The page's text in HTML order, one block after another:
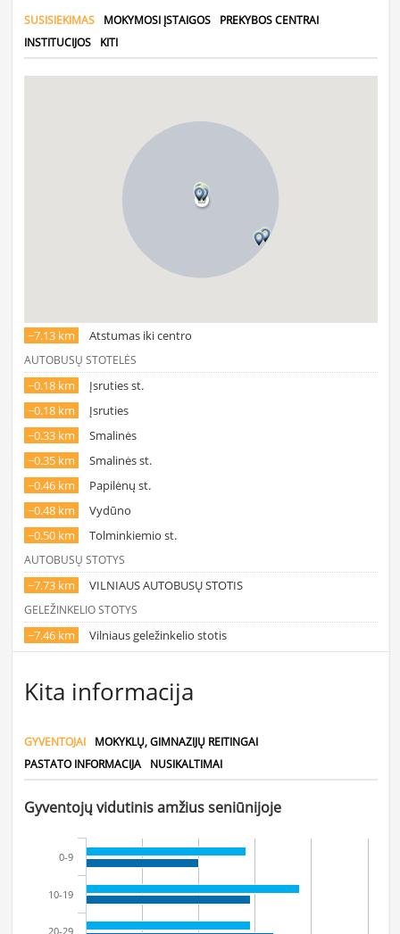
SUSISIEKIMAS MOKYMOSI ĮSTAIGOS
PREKYBOS CENTRAI
INSTITUCIJOS
KITI
~7.13 km Atstumas iki centro
AUTOBUSŲ STOTELĖS
~0.18 km
Įsruties st.
~0.18 km
Įsruties
~0.33 km
Smalinės
~0.35 km
Smalinės st.
~0.46 km
Papilėnų st.
~0.48 km
Vydūno
~0.50 km
Tolminkiemio st.
AUTOBUSŲ STOTYS
~7.73 km VILNIAUS AUTOBUSŲ STOTIS
GELEŽINKELIO STOTYS
~7.46 km Vilniaus geležinkelio stotis
Kita informacija
GYVENTOJAI
MOKYKLŲ, GIMNAZIJŲ REITINGAI
PASTATO INFORMACIJA
NUSIKALTIMAI
Gyventojų vidutinis amžius seniūnijoje
0-9
10-19
20-29